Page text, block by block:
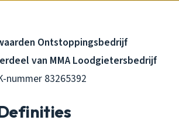
Ontstoppingsbedrijf
van MMA Loodgietersbedrijf
nummer 83265392